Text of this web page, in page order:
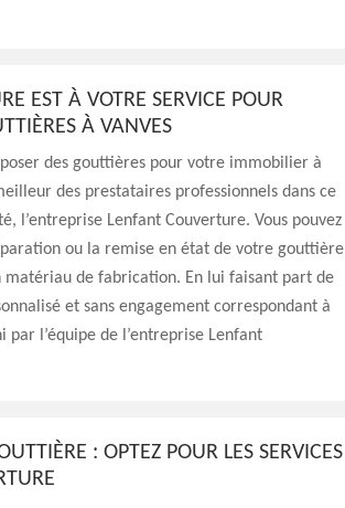
EST À VOTRE SERVICE POUR
À VANVES
des gouttières pour votre immobilier à
des prestataires professionnels dans ce
l’entreprise Lenfant Couverture. Vous pouvez
ou la remise en état de votre gouttière
matériau de fabrication. En lui faisant part de
et sans engagement correspondant à
l’équipe de l’entreprise Lenfant
: OPTEZ POUR LES SERVICES